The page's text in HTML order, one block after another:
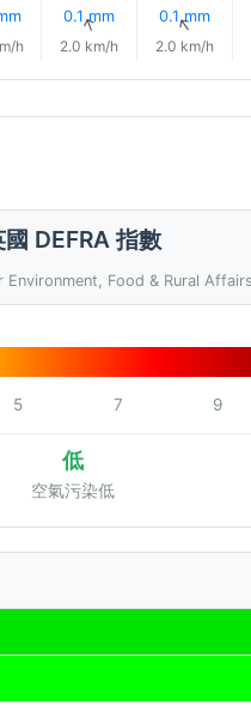
h
0.1 mm
↑
2.0 km/h
0.1 mm
↑
2.0 km/h
國 DEFRA 指數
Environment, Food & Rural
5 7 9
低
空氣污染低